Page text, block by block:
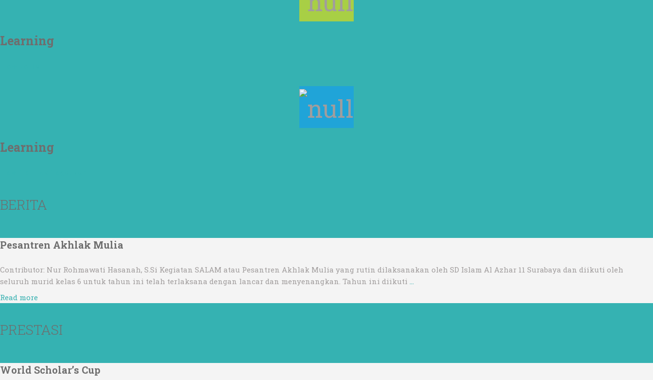
Learning
Learning
BERITA
Pesantren Akhlak Mulia
Contributor: Nur Rohmawati Hasanah, S.Si Kegiatan SALAM atau Pesantren Akhlak Mulia yang rutin dilaksanakan oleh SD Islam Al Azhar 11 Surabaya dan diikuti oleh
seluruh murid kelas 6 untuk tahun ini telah terlaksana dengan lancar dan menyenangkan. Tahun ini diikuti
Read more
PRESTASI
World Scholar’s Cup